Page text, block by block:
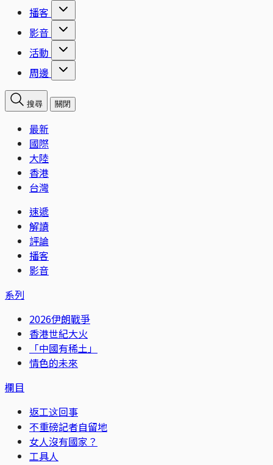
播客
影音
活動
周邊
搜尋 關閉
最新
國際
大陸
香港
台灣
速遞
解讀
評論
播客
影音
系列
2026伊朗戰爭
香港世紀大火
「中國有稀土」
情色的未來
欄目
返工这回事
不重磅記者自留地
女人沒有國家？
工具人